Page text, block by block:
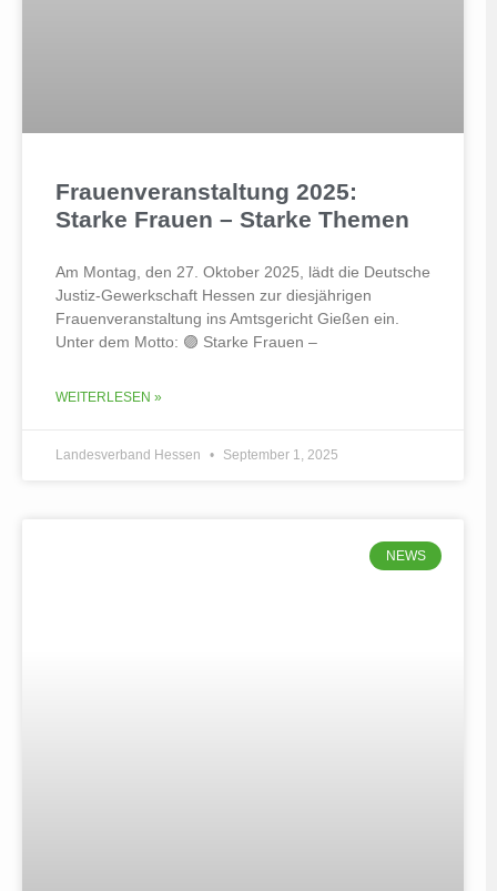
Frauenveranstaltung 2025:
Starke Frauen – Starke Themen
Am Montag, den 27. Oktober 2025, lädt die Deutsche
Justiz-Gewerkschaft Hessen zur diesjährigen
Frauenveranstaltung ins Amtsgericht Gießen ein.
Unter dem Motto: 🟣 Starke Frauen –
WEITERLESEN »
Landesverband Hessen September 1, 2025
NEWS